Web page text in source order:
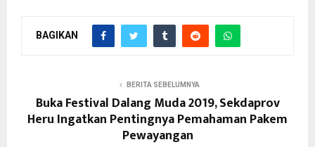
BAGIKAN
BERITA SEBELUMNYA
Buka Festival Dalang Muda 2019, Sekdaprov
Heru Ingatkan Pentingnya Pemahaman Pakem
Pewayangan